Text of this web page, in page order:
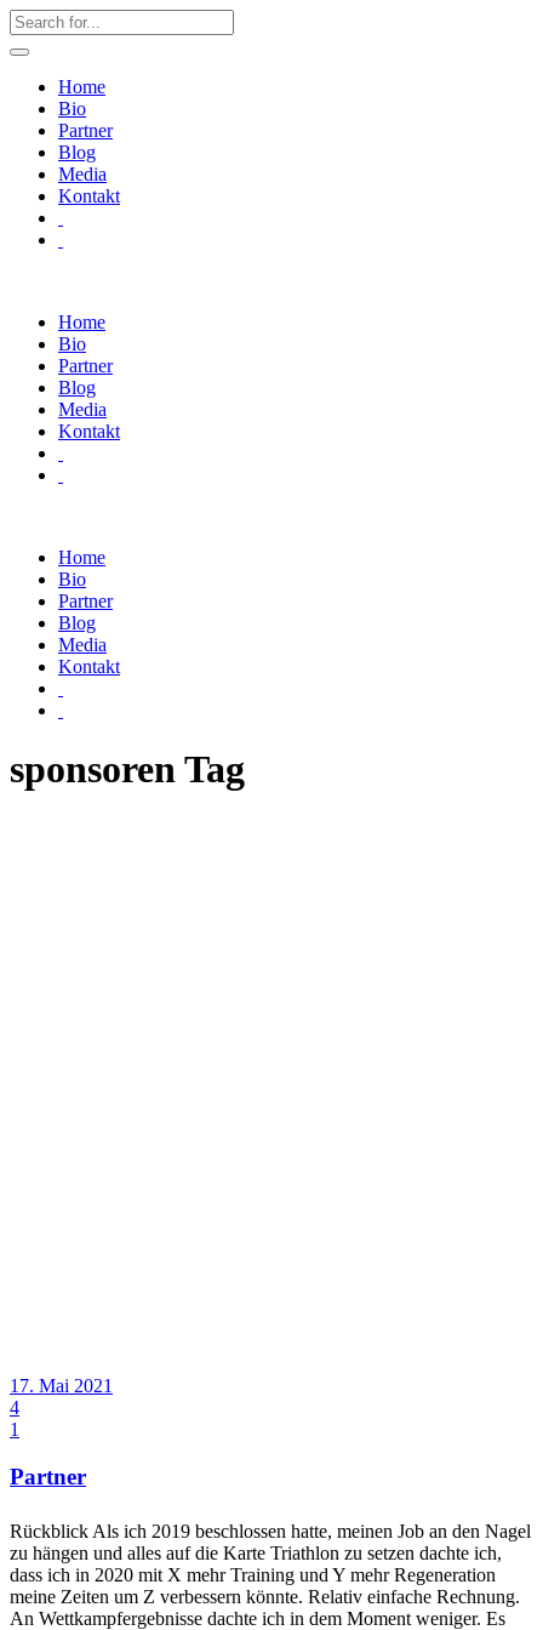
Home
Bio
Partner
Blog
Media
Kontakt
Home
Bio
Partner
Blog
Media
Kontakt
Home
Bio
Partner
Blog
Media
Kontakt
sponsoren Tag
17. Mai 2021
4
1
Partner
Rückblick Als ich 2019 beschlossen hatte, meinen Job an den Nagel
zu hängen und alles auf die Karte Triathlon zu setzen dachte ich,
dass ich in 2020 mit X mehr Training und Y mehr Regeneration
meine Zeiten um Z verbessern könnte. Relativ einfache Rechnung.
An Wettkampfergebnisse dachte ich in dem Moment weniger. Es